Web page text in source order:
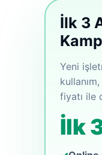
İlk 3
Yeni
fiyatı ile
İlk